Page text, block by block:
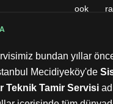
bundan yıllar
Mecidiyeköy'de
Teknik Tamir Servisi